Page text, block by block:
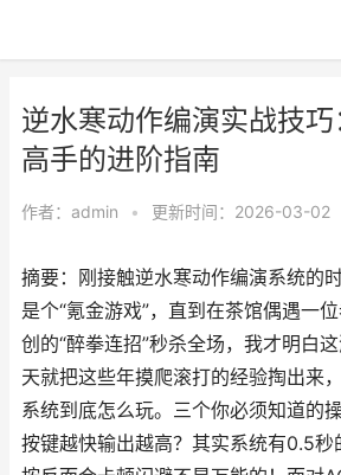
逆水寒动作编演实战技巧
高手的进阶指南
作者： admin • 更新时间：2026-03-02
摘要：刚接触逆水寒动作编演系统的
是个“氪金游戏”，直到在茶馆偶遇一
创的“醉拳连招”秒杀全场，我才明白
天就把这些年摸爬滚打的经验掏出来
系统到底怎么玩。三个你必须知道的
按键越快输出越高？其实系统有0.5秒